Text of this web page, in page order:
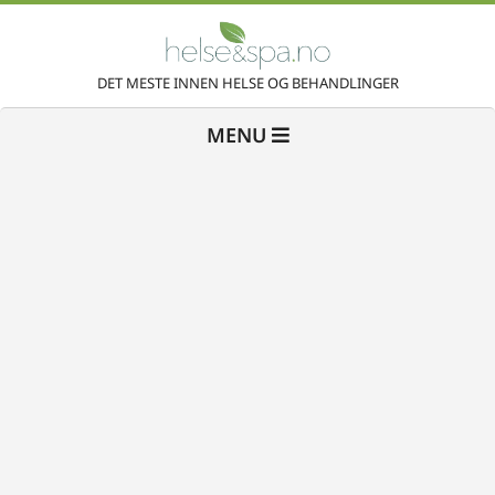
H DET MESTE INNEN HELSE OG BEHANDLINGER
MENU